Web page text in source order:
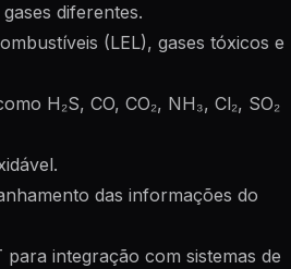
diferentes.
(LEL), gases tóxicos e
H₂S, CO, CO₂, NH₃, Cl₂, SO₂
das informações do
integração com sistemas de